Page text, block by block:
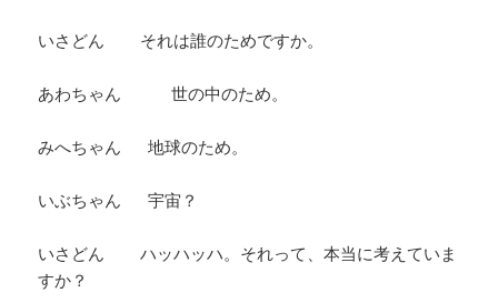
いさどん それは誰のためですか。
あわちゃん 世の中のため。
みへちゃん 地球のため。
いぶちゃん 宇宙？
いさどん ハッハッハ。それって、本当に考えていま
すか？